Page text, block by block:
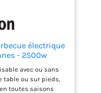
électrique
- 2500w
avec ou sans
table ou sur pieds,
toutes saisons